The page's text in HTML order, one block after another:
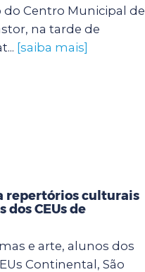
Centro Municipal de
na tarde de
[saiba mais]
repertórios culturais
CEUs de
e arte, alunos dos
Continental, São